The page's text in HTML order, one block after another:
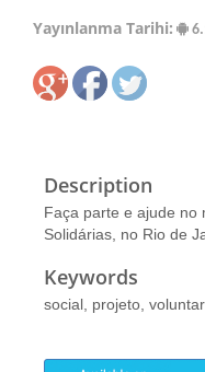
Yayınlanma Tarihi:
Description
Faça parte e ajude no
Solidárias, no Rio de
Keywords
social, projeto,